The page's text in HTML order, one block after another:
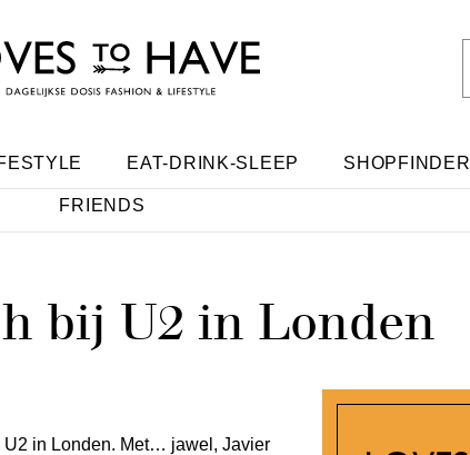
EAT-DRINK-SLEEP SHOPFINDER
FRIENDS
bij U2 in Londen
U2 in Londen. Met… jawel, Javier